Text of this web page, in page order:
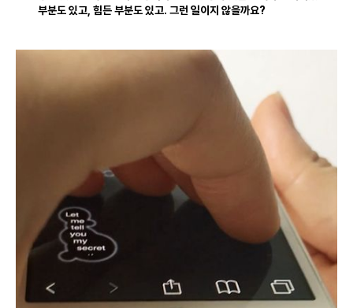
부분도 있고 힘든 부분도 있고. 그런 일이지 않을까요?